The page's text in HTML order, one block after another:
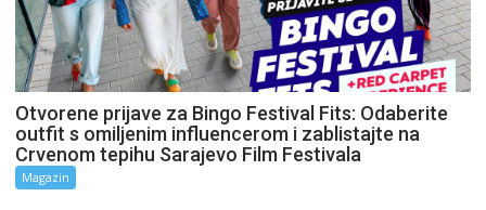
Otvorene prijave za Bingo Festival Fits: Odaberite
outfit s omiljenim influencerom i zablistajte na
Crvenom tepihu Sarajevo Film Festivala
Magazin